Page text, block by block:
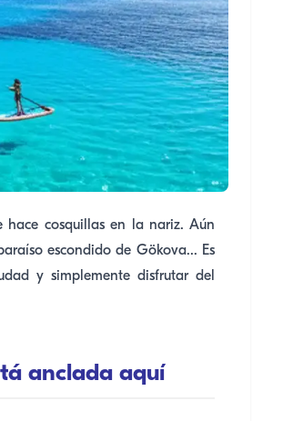
cosquillas en la nariz. Aún
escondido de Gökova... Es
y simplemente disfrutar del
anclada aquí